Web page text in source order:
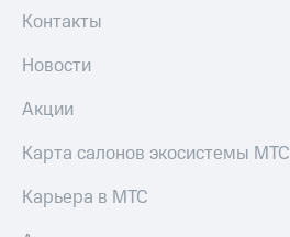
Контакты
Новости
Акции
Карта салонов экосистемы МТС
Карьера в МТС